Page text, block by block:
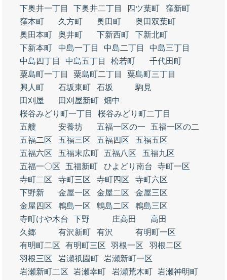
下奥井一丁目
下奥井二丁目 四ツ葉町
窪新町
窪本町
久方町 奥田町
奥田双葉町
奥田本町
奥井町 下新西町
下新北町
下新本町
中島一丁目 中島二丁目
中島三丁目
中島四丁目
中島五丁目 松若町
千代田町
粟島町一丁目
粟島町二丁目
粟島町三丁目
興人町
石坂東町 石坂
駒見
田刈屋
田刈屋新町 畑中
桜谷みどり町一丁目
桜谷みどり町二丁目
五艘
安養坊 五福一区の一
五福一区の二
五福二区
五福三区 五福四区
五福五区
五福六区
五福末広町 五福八区
五福九区
五福一〇区
五福新町 ひよどり南台
寺町一区
寺町二区
寺町三区 寺町四区
寺町六区
下野新
金屋一区 金屋二区
金屋三区
金屋四区
鵯島一区 鵯島二区
鵯島三区
寺町けや木台
下野 庄高田
高田
久郷
有沢新町 有沢
有明町一区
有明町二区
有明町三区 羽根一区
羽根二区
羽根三区
岩瀬祇園町 岩瀬新町一区
岩瀬新町二区
岩瀬幸町 岩瀬荒木町 岩瀬神明町